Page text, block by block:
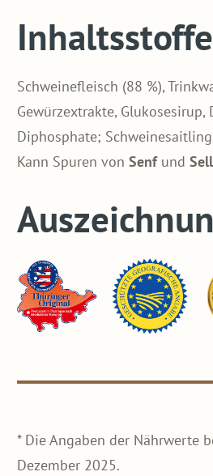
Schweinefleisch (88 %),
Gewürzextrakte,
Diphosphate;
Kann Spuren von Senfund
* Die Angaben der Nährwerte
Dezember 2025.